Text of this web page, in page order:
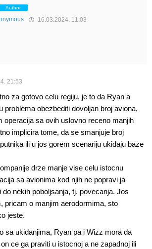
Author
16.03.2024. 11:03
21:53
za gotovo celu regiju, je to da Ryan a
problema obezbediti dovoljan broj aviona,
operacija sa ovih uslovno receno manjih
implicira tome, da se smanjuje broj
ili u jos gorem scenariju ukidaju baze
drze manje vise celu istocnu
sa avionima kod njih ne popravi ja
nekih poboljsanja, tj. povecanja. Jos
pricam o manjim aerodormima, sto
jeste.
sa ukidanjima, Ryan pa i Wizz mora da
ce ga praviti u istocnoj a ne zapadnoj ili